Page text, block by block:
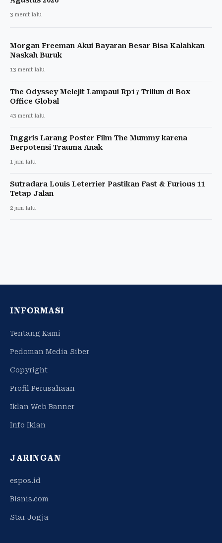
3 menit lalu
Morgan Freeman Akui Bayaran Besar Bisa Kalahkan
Naskah Buruk
13 menit lalu
The Odyssey Melejit Lampaui Rp17 Triliun di Box
Office Global
43 menit lalu
Inggris Larang Poster Film The Mummy karena
Berpotensi Trauma Anak
1 jam lalu
Sutradara Louis Leterrier Pastikan Fast & Furious 11
Tetap Jalan
2 jam lalu
INFORMASI
Tentang Kami
Pedoman Media Siber
Copyright
Profil Perusahaan
Iklan Web Banner
Info Iklan
JARINGAN
espos.id
Bisnis.com
Star Jogja